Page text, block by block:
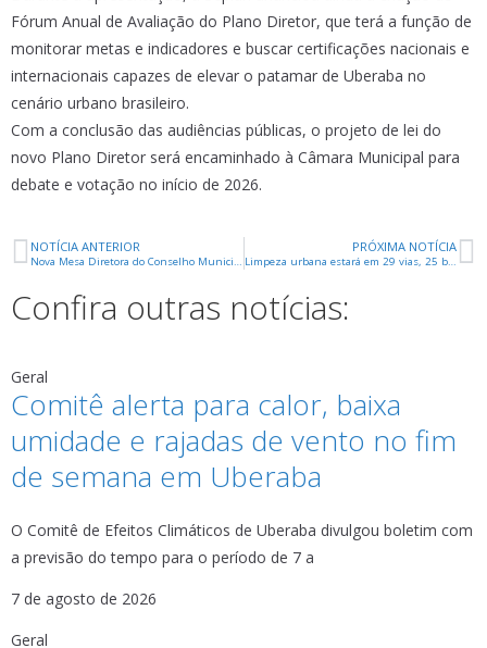
Fórum Anual de Avaliação do Plano Diretor, que terá a função de
monitorar metas e indicadores e buscar certificações nacionais e
internacionais capazes de elevar o patamar de Uberaba no
cenário urbano brasileiro.
Com a conclusão das audiências públicas, o projeto de lei do
novo Plano Diretor será encaminhado à Câmara Municipal para
debate e votação no início de 2026.
NOTÍCIA ANTERIOR
Nova Mesa Diretora do Conselho Municipal de Assistência Social é oficialmente empossada
PRÓXIMA NOTÍCIA
Limpeza urbana estará em 29 vias, 25 bairros, praças e no Piscinão na próxima semana
Confira outras notícias:
Geral
Comitê alerta para calor, baixa
umidade e rajadas de vento no fim
de semana em Uberaba
O Comitê de Efeitos Climáticos de Uberaba divulgou boletim com
a previsão do tempo para o período de 7 a
7 de agosto de 2026
Geral